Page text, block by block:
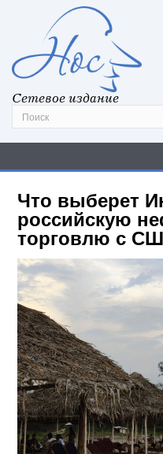
Сетевое издание
Что выберет
российскую
торговлю с